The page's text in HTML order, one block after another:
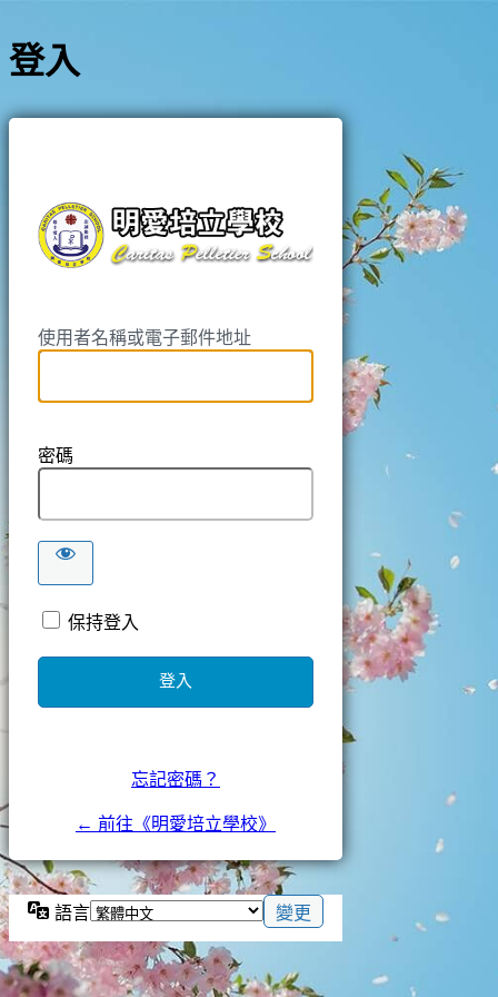
登入
https://
使用者名稱或電子郵件地址
密碼
保持登入
忘記密碼？
← 前往《明愛培立學校》
語言